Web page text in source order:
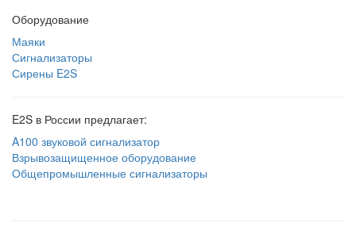
Оборудование
Маяки
Сигнализаторы
Сирены E2S
E2S в России предлагает:
A100 звуковой сигнализатор
Взрывозащищенное оборудование
Общепромышленные сигнализаторы